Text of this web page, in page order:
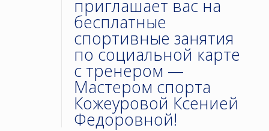
приглашает вас на
бесплатные
спортивные занятия
по социальной карте
с тренером —
Мастером спорта
Кожеуровой Ксенией
Федоровной!